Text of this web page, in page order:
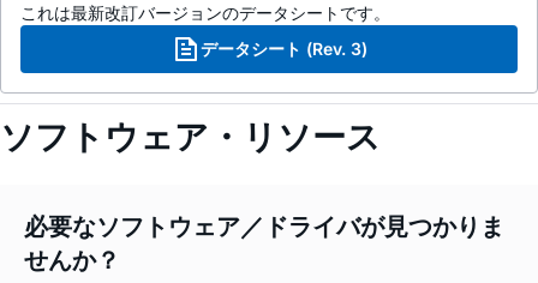
これは最新改訂バージョンのデータシートです。
データシート (Rev. 3)
ソフトウェア・リソース
必要なソフトウェア／ドライバが見つかりま
せんか？